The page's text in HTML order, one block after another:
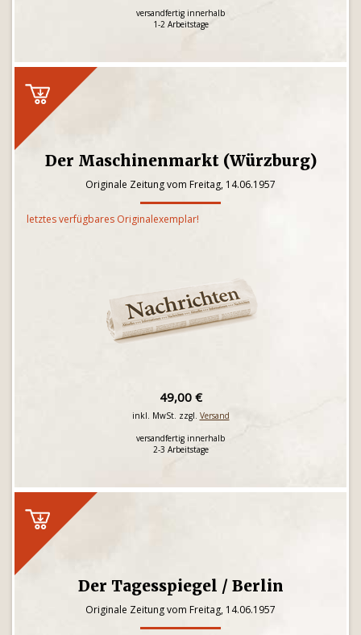
versandfertig innerhalb
1-2 Arbeitstage
Der Maschinenmarkt (Würzburg)
Originale Zeitung vom Freitag, 14.06.1957
letztes verfügbares Originalexemplar!
49,00 €
inkl. MwSt. zzgl. Versand
versandfertig innerhalb
2-3 Arbeitstage
Der Tagesspiegel / Berlin
Originale Zeitung vom Freitag, 14.06.1957